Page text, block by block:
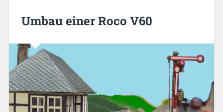
Umbau einer Roco V60